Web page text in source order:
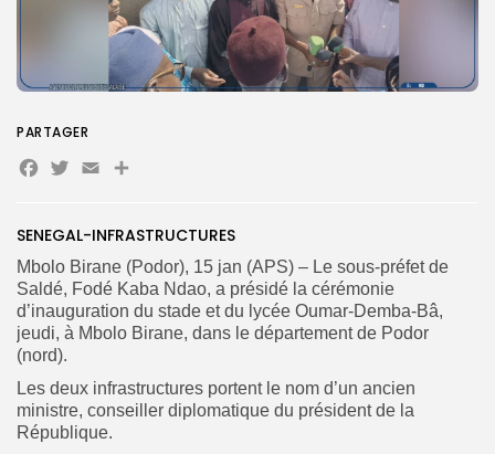
Search
for:
Search
Button
FR
SENEGAL-INFRASTRUCTURES
Mbolo Birane (Podor), 15 jan (APS) – Le sous-préfet de
Saldé, Fodé Kaba Ndao, a présidé la cérémonie
d’inauguration du stade et du lycée Oumar-Demba-Bâ,
jeudi, à Mbolo Birane, dans le département de Podor
(nord).
Les deux infrastructures portent le nom d’un ancien
ministre, conseiller diplomatique du président de la
République.
PARTAGER
Facebook
Twitter
EmailPartager